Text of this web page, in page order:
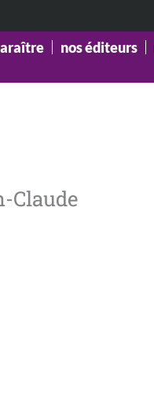
nos éditeurs
Claude